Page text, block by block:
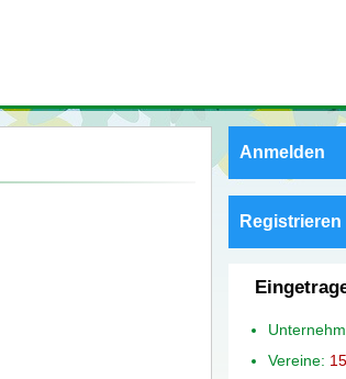
Anmelden
Registrieren
Vereine: 15